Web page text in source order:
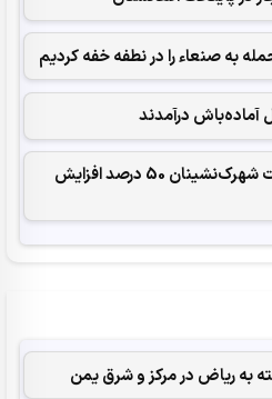
به صنعاء را در نطفه خفه کردیم
آماده‌باش درآمدند
اعتراف رسانه عبری: مهاجرت شهرک‌نشینان 50 درصد افزایش
به ریاض در مرکز و شرق یمن